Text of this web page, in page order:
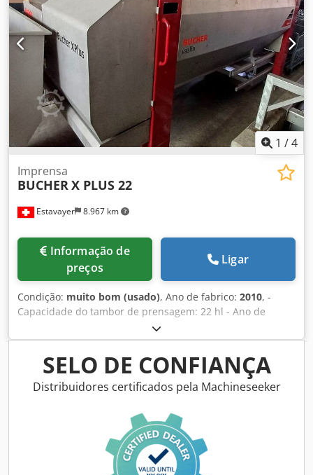
1 /4
Estavayer 8.967 km
Imprensa
BUCHER X PLUS 22
preços
Ligar
Condição: muito bom (usado), Ano de fabrico: 2010, -
Capacidade do tambor de prensagem: 22 hl - Ano de
fabrico: 2010 - Membrana: 2021 - Novo ecrã tátil +
PLC/Comando: 2023 - Com enchimento central
Crsdpfxezcnzge Ahaef - Com equipamento de programas
ORGAN (2016) - Com extensões de pés - Móvel, com rodas -
Última utilização para a colheita de 2025 - Máquina em
SELO DE CONFIANÇA
Distribuidores certificados pela Machineseeker